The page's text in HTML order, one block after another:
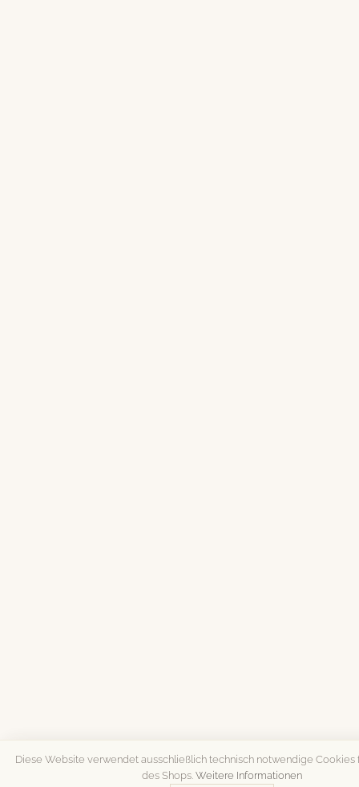
Diese Website verwendet ausschließlich technisch notwendige Cookies
des Shops. Weitere Informationen